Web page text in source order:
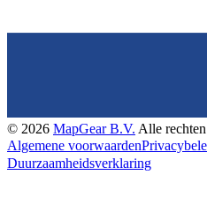
© 2026 MapGear B.V. Alle
Algemene voorwaarden
Duurzaamheidsverklaring